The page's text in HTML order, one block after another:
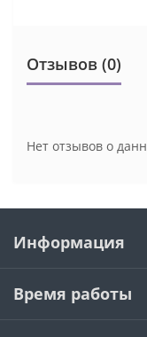
Отзывов (0)
Нет отзывов о
Информация
Время работы